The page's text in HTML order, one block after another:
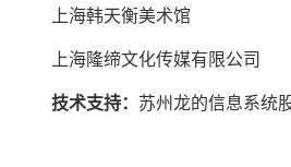
上海韩天衡美术馆
上海隆缔文化传媒有限公司
技术支持： 苏州龙的信息系统